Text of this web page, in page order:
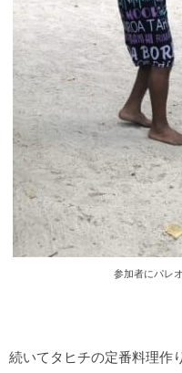
参加者にパレ
続いてタヒチの定番料理作